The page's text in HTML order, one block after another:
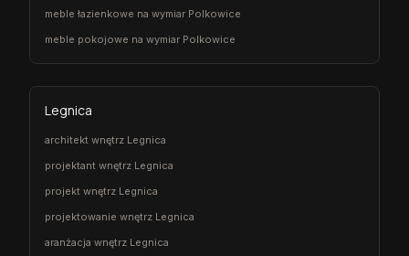
meble łazienkowe na wymiar Polkowice
meble pokojowe na wymiar Polkowice
Legnica
architekt wnętrz Legnica
projektant wnętrz Legnica
projekt wnętrz Legnica
projektowanie wnętrz Legnica
aranżacja wnętrz Legnica